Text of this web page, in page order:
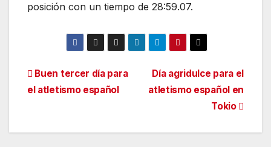
posición con un tiempo de 28:59.07.
Navegación
entradas
Día agridulce para el
atletismo español en
Tokio
Buen tercer día para
el atletismo español